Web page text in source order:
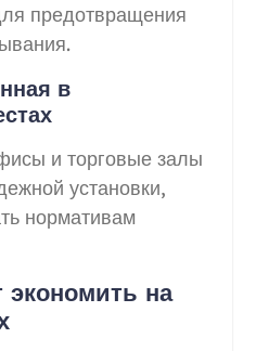
предотвращения
в
и торговые залы
установки,
нормативам
экономить на